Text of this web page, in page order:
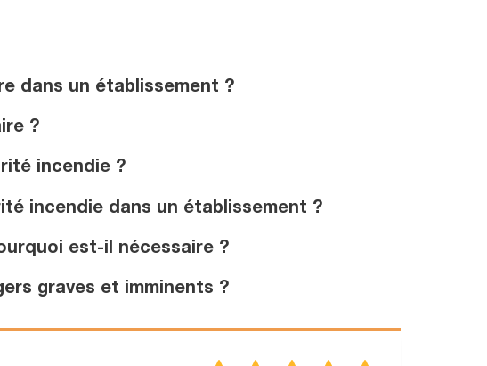
dans un établissement ?
?
incendie ?
incendie dans un établissement ?
est-il nécessaire ?
graves et imminents ?